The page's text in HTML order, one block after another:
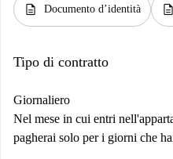
description Documento d’identità description
Tipo di contratto
Giornaliero
Nel mese in cui entri
pagherai solo per i giorni che